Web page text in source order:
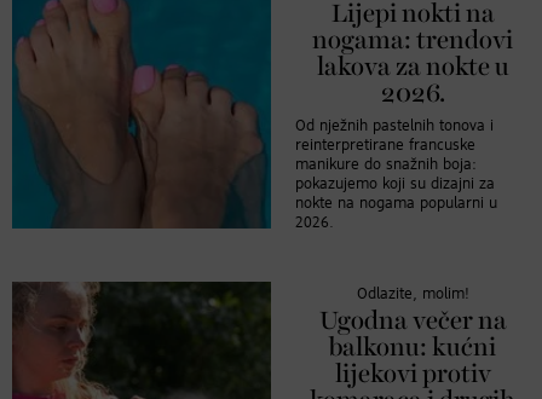
Lijepi nokti na
nogama: trendovi
lakova za nokte u
2026.
Od nježnih pastelnih tonova i
reinterpretirane francuske
manikure do snažnih boja:
pokazujemo koji su dizajni za
nokte na nogama popularni u
2026.
Odlazite, molim!
Ugodna večer na
balkonu: kućni
lijekovi protiv